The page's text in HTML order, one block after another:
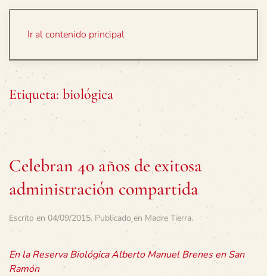
Ir al contenido principal
Etiqueta: biológica
Celebran 40 años de exitosa
administración compartida
Escrito en 04/09/2015. Publicado en Madre Tierra.
En la Reserva Biológica Alberto Manuel Brenes en San
Ramón